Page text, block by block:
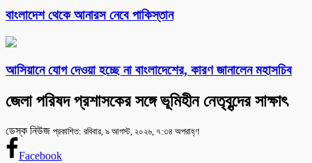
বাংলাদেশ থেকে আনারস নেবে পাকিস্তান
আসিয়ানে যোগ দেওয়া হচ্ছে না বাংলাদেশের, কারণ জানালেন মহাসচিব
জেলা পরিষদ প্রশাসকের সঙ্গে ভূমিহীন নেতৃবৃন্দের সাক্ষাৎ
ডেস্ক নিউজ প্রকাশিত: রবিবার, ৯ আগস্ট, ২০২৬, ৭:৩৪ অপরাহ্ণ
Facebook